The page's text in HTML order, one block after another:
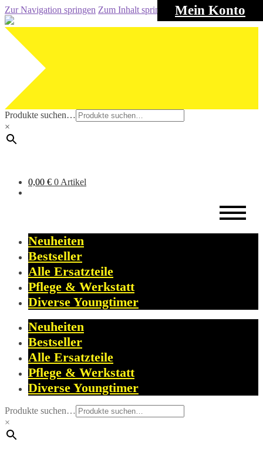
Mein Konto
Zur Navigation springen Zum Inhalt springen
Produkte suchen…
×
0,00 € 0 Artikel
Neuheiten
Bestseller
Alle Ersatzteile
Pflege & Werkstatt
Diverse Youngtimer
Neuheiten
Bestseller
Alle Ersatzteile
Pflege & Werkstatt
Diverse Youngtimer
Produkte suchen…
×